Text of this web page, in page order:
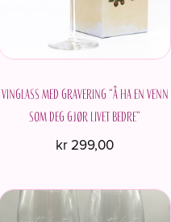
Vinglass med gravering “Å ha en venn
som deg gjør livet bedre”
kr 299,00